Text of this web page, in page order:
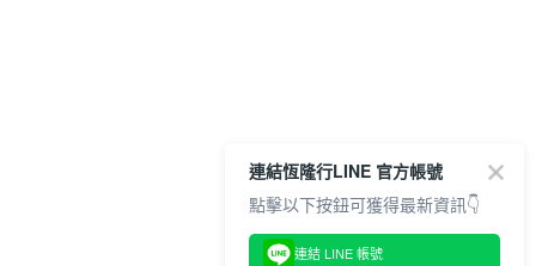
連結恆隆行LINE 官方帳號
點擊以下按鈕可獲得最新資訊👇
連結 LINE 帳號